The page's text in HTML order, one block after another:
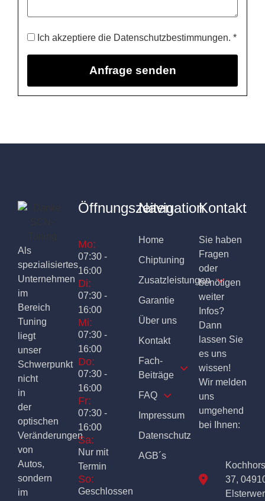
Ich akzeptiere die Datenschutzbestimmungen. *
Als
spezialisiertes
Unternehmen
im
Bereich
Tuning
liegt
unser
Schwerpunkt
nicht
in
der
optischen
Veränderungen
von
Autos,
sondern
im
Öffnungszeiten
Mo:
07:30 -
16:00
Di:
07:30 -
16:00
Mi:
07:30 -
16:00
Do:
07:30 -
16:00
Fr:
07:30 -
16:00
Sa:
Nur mit
Termin
So:
Geschlossen
Navigation
Home
Chiptuning
Zusatzleistungen
Garantie
Über uns
Kontakt
Fach-
Beiträge
FAQ
Impressum
Datenschutz
AGB´s
Kontakt
Sie haben
Fragen
oder
benötigen
weiter
Infos?
Dann
lassen Sie
es uns
wissen!
Wir melden
uns
umgehend
bei Ihnen:
37,